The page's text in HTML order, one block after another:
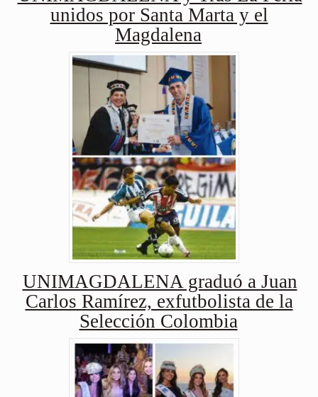
unidos por Santa Marta y el
Magdalena
UNIMAGDALENA graduó a Juan
Carlos Ramírez, exfutbolista de la
Selección Colombia